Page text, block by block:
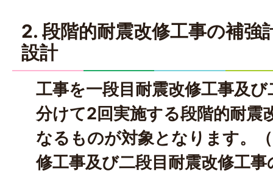
2. 段階的耐震改修工事の補強
設計
工事を一段目耐震改修工事及
分けて2回実施する段階的耐震
なるものが対象となります。
修工事及び二段目耐震改修工